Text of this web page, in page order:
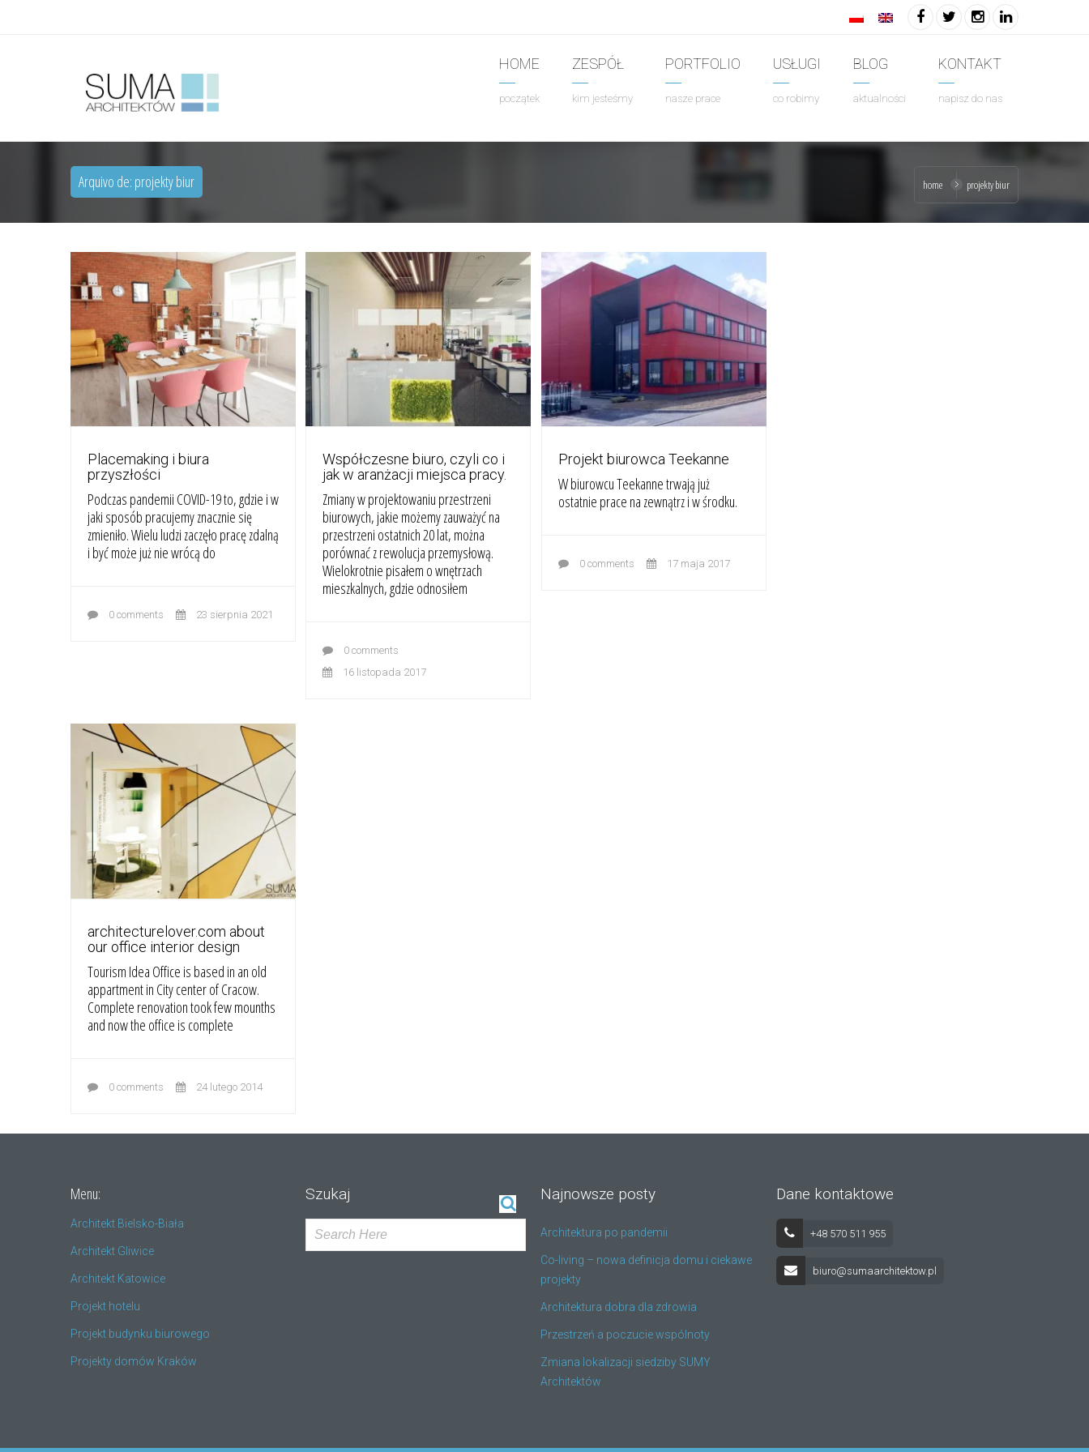
HOME
początek
ZESPÓŁ
kim jesteśmy
PORTFOLIO
nasze prace
USŁUGI
co robimy
BLOG
aktualności
KONTAKT
napisz do nas
Arquivo de: projekty biur home projekty biur
Placemaking i biura
przyszłości
Podczas pandemii COVID-19 to, gdzie i w
jaki sposób pracujemy znacznie się
zmieniło. Wielu ludzi zaczęło pracę zdalną
i być może już nie wrócą do
0 comments 23 sierpnia 2021
Współczesne biuro, czyli co i
jak w aranżacji miejsca pracy.
Zmiany w projektowaniu przestrzeni
biurowych, jakie możemy zauważyć na
przestrzeni ostatnich 20 lat, można
porównać z rewolucja przemysłową.
Wielokrotnie pisałem o wnętrzach
mieszkalnych, gdzie odnosiłem
0 comments
16 listopada 2017
Projekt biurowca Teekanne
W biurowcu Teekanne trwają już
ostatnie prace na zewnątrz i w środku.
0 comments 17 maja 2017
architecturelover.com about
our office interior design
Tourism Idea Office is based in an old
appartment in City center of Cracow.
Complete renovation took few mounths
and now the office is complete
0 comments 24 lutego 2014
Menu:
Architekt Bielsko-Biała
Architekt Gliwice
Architekt Katowice
Projekt hotelu
Projekt budynku biurowego
Projekty domów Kraków
Szukaj Najnowsze posty
Architektura po pandemii
Co-living – nowa definicja domu i ciekawe
projekty
Architektura dobra dla zdrowia
Przestrzeń a poczucie wspólnoty
Zmiana lokalizacji siedziby SUMY
Architektów
Dane kontaktowe
+48 570 511 955
biuro@sumaarchitektow.pl